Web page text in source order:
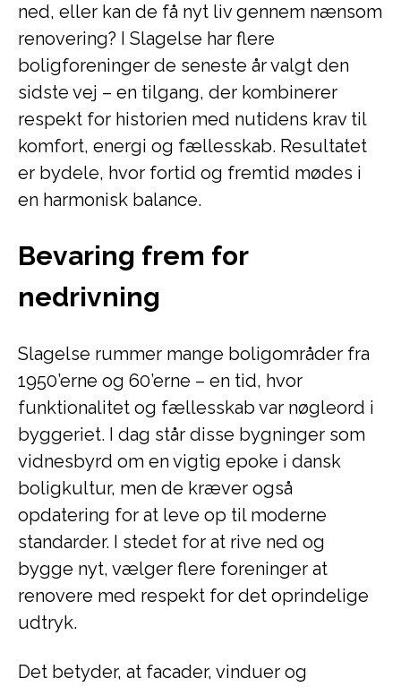
ned, eller kan de få nyt liv gennem nænsom
renovering? I Slagelse har flere
boligforeninger de seneste år valgt den
sidste vej – en tilgang, der kombinerer
respekt for historien med nutidens krav til
komfort, energi og fællesskab. Resultatet
er bydele, hvor fortid og fremtid mødes i
en harmonisk balance.
Bevaring frem for
nedrivning
Slagelse rummer mange boligområder fra
1950’erne og 60’erne – en tid, hvor
funktionalitet og fællesskab var nøgleord i
byggeriet. I dag står disse bygninger som
vidnesbyrd om en vigtig epoke i dansk
boligkultur, men de kræver også
opdatering for at leve op til moderne
standarder. I stedet for at rive ned og
bygge nyt, vælger flere foreninger at
renovere med respekt for det oprindelige
udtryk.
Det betyder, at facader, vinduer og